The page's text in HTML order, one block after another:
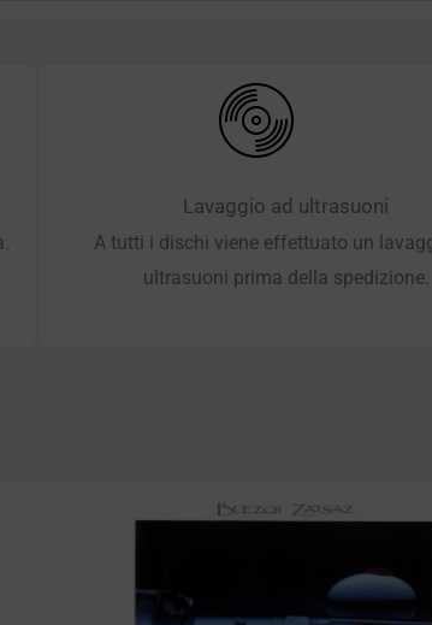
Lavaggio ad ultrasuoni
A tutti i dischi viene effettuato un
ultrasuoni prima della spedizione.